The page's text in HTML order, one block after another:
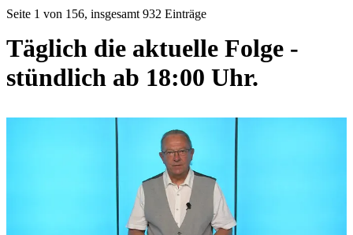
Seite 1 von 156, insgesamt 932 Einträge
Täglich die aktuelle Folge -
stündlich ab 18:00 Uhr.